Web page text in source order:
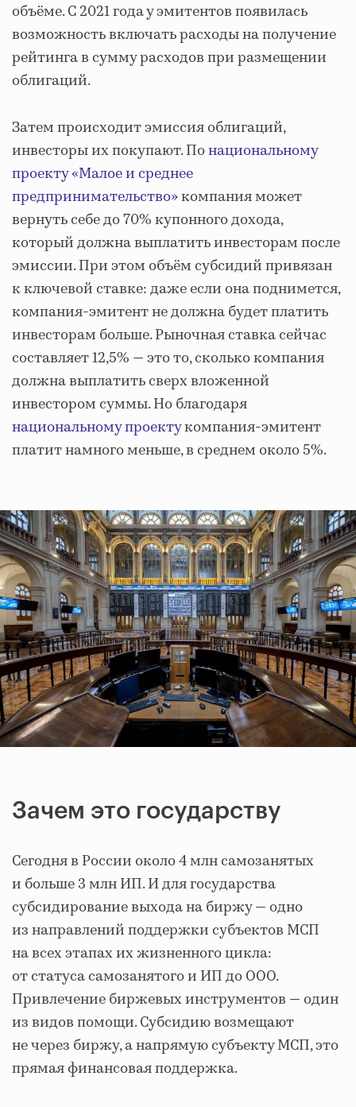
объёме. С 2021 года у эмитентов появилась
возможность включать расходы на получение
рейтинга в сумму расходов при размещении
облигаций.
Затем происходит эмиссия облигаций,
инвесторы их покупают. Понациональному
проекту «Малое и среднее
предпринимательство»компания может
вернуть себе до 70% купонного дохода,
который должна выплатить инвесторам после
эмиссии. При этом объём субсидий привязан
к ключевой ставке: даже если она поднимется,
компания-эмитент не должна будет платить
инвесторам больше. Рыночная ставка сейчас
составляет 12,5% — это то, сколько компания
должна выплатить сверх вложенной
инвестором суммы. Но благодаря
национальному проектукомпания-эмитент
платит намного меньше, в среднем около 5%.
Зачем это государству
Сегодня в России около 4 млн самозанятых
и больше 3 млн ИП. И для государства
субсидирование выхода на биржу — одно
из направлений поддержки субъектов МСП
на всех этапах их жизненного цикла:
от статуса самозанятого и ИП до ООО.
Привлечение биржевых инструментов — один
из видов помощи. Субсидию возмещают
не через биржу, а напрямую субъекту МСП, это
прямая финансовая поддержка.